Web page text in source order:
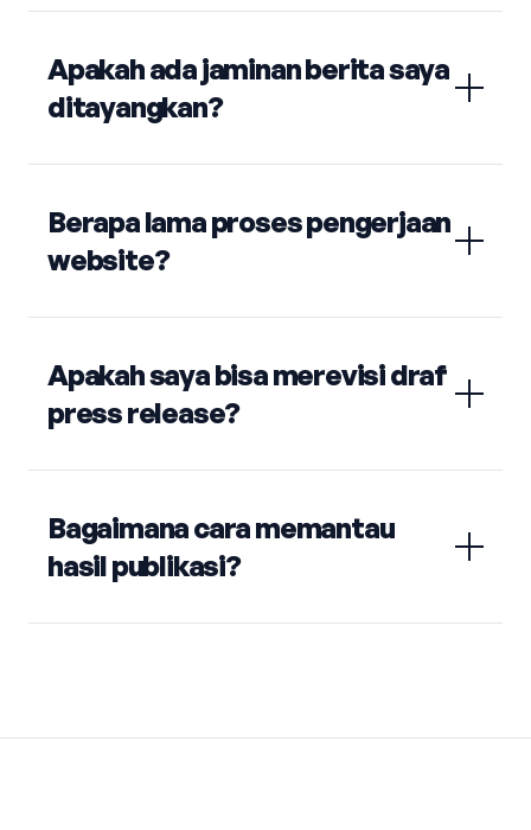
Apakah ada jaminan berita saya
ditayangkan?
Berapa lama proses pengerjaan
website?
Apakah saya bisa merevisi draf
press release?
Bagaimana cara memantau
hasil publikasi?